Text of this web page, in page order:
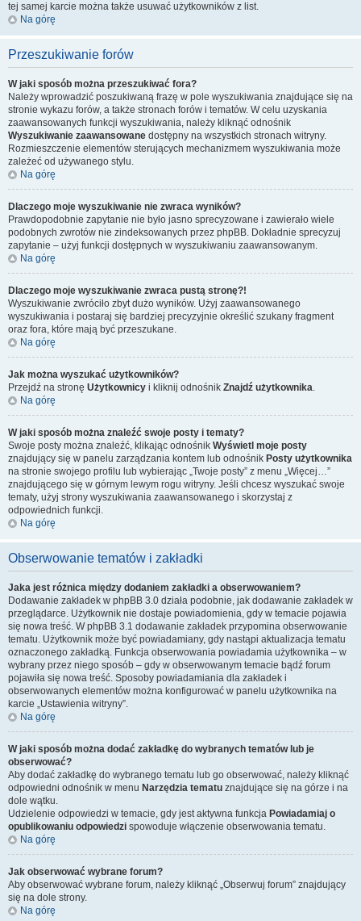
tej samej karcie można także usuwać użytkowników z list.
Na górę
Przeszukiwanie forów
W jaki sposób można przeszukiwać fora?
Należy wprowadzić poszukiwaną frazę w pole wyszukiwania znajdujące się na
stronie wykazu forów, a także stronach forów i tematów. W celu uzyskania
zaawansowanych funkcji wyszukiwania, należy kliknąć odnośnik
Wyszukiwanie zaawansowane dostępny na wszystkich stronach witryny.
Rozmieszczenie elementów sterujących mechanizmem wyszukiwania może
zależeć od używanego stylu.
Na górę
Dlaczego moje wyszukiwanie nie zwraca wyników?
Prawdopodobnie zapytanie nie było jasno sprecyzowane i zawierało wiele
podobnych zwrotów nie zindeksowanych przez phpBB. Dokładnie sprecyzuj
zapytanie – użyj funkcji dostępnych w wyszukiwaniu zaawansowanym.
Na górę
Dlaczego moje wyszukiwanie zwraca pustą stronę?!
Wyszukiwanie zwróciło zbyt dużo wyników. Użyj zaawansowanego
wyszukiwania i postaraj się bardziej precyzyjnie określić szukany fragment
oraz fora, które mają być przeszukane.
Na górę
Jak można wyszukać użytkowników?
Przejdź na stronę Użytkownicy i kliknij odnośnik Znajdź użytkownika.
Na górę
W jaki sposób można znaleźć swoje posty i tematy?
Swoje posty można znaleźć, klikając odnośnik Wyświetl moje posty
znajdujący się w panelu zarządzania kontem lub odnośnik Posty użytkownika
na stronie swojego profilu lub wybierając „Twoje posty” z menu „Więcej…”
znajdującego się w górnym lewym rogu witryny. Jeśli chcesz wyszukać swoje
tematy, użyj strony wyszukiwania zaawansowanego i skorzystaj z
odpowiednich funkcji.
Na górę
Obserwowanie tematów i zakładki
Jaka jest różnica między dodaniem zakładki a obserwowaniem?
Dodawanie zakładek w phpBB 3.0 działa podobnie, jak dodawanie zakładek w
przeglądarce. Użytkownik nie dostaje powiadomienia, gdy w temacie pojawia
się nowa treść. W phpBB 3.1 dodawanie zakładek przypomina obserwowanie
tematu. Użytkownik może być powiadamiany, gdy nastąpi aktualizacja tematu
oznaczonego zakładką. Funkcja obserwowania powiadamia użytkownika – w
wybrany przez niego sposób – gdy w obserwowanym temacie bądź forum
pojawiła się nowa treść. Sposoby powiadamiania dla zakładek i
obserwowanych elementów można konfigurować w panelu użytkownika na
karcie „Ustawienia witryny”.
Na górę
W jaki sposób można dodać zakładkę do wybranych tematów lub je
obserwować?
Aby dodać zakładkę do wybranego tematu lub go obserwować, należy kliknąć
odpowiedni odnośnik w menu Narzędzia tematu znajdujące się na górze i na
dole wątku.
Udzielenie odpowiedzi w temacie, gdy jest aktywna funkcja Powiadamiaj o
opublikowaniu odpowiedzi spowoduje włączenie obserwowania tematu.
Na górę
Jak obserwować wybrane forum?
Aby obserwować wybrane forum, należy kliknąć „Obserwuj forum” znajdujący
się na dole strony.
Na górę